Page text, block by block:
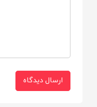
ارسال دیدگاه